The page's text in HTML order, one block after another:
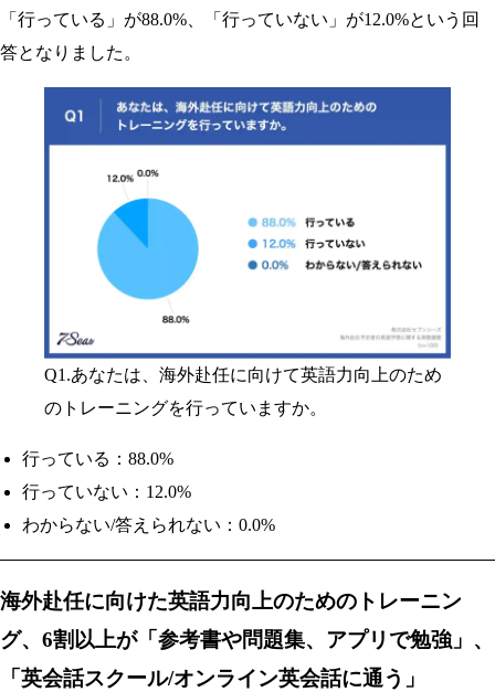
「行っている」が88.0%、「行っていない」が12.0%という回
答となりました。
Q1.あなたは、海外赴任に向けて英語力向上のため
のトレーニングを行っていますか。
行っている：88.0%
行っていない：12.0%
わからない/答えられない：0.0%
海外赴任に向けた英語力向上のためのトレーニン
グ、6割以上が「参考書や問題集、アプリで勉強」、
「英会話スクール/オンライン英会話に通う」